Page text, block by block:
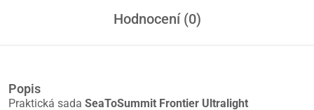
Hodnocení (0)
Popis
Praktická sada SeaToSummit Frontier Ultralight